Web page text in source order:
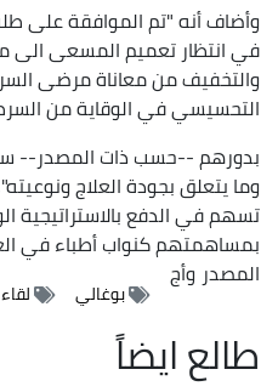
وأضاف أنه "تم الموافقة على
في انتظار تعميم المسعى الى
والتخفيف من معاناة مرضى
التحسيسي في الوقاية من
بدورهم --حسب ذات المصدر--
وما يتعلق بجودة العلاج
تسهم في الدفع بالاستراتيجية
بمساهمتهم كنواب أطباء في
المصدر وأج
بوغالي لقاء
طالع ايضاً